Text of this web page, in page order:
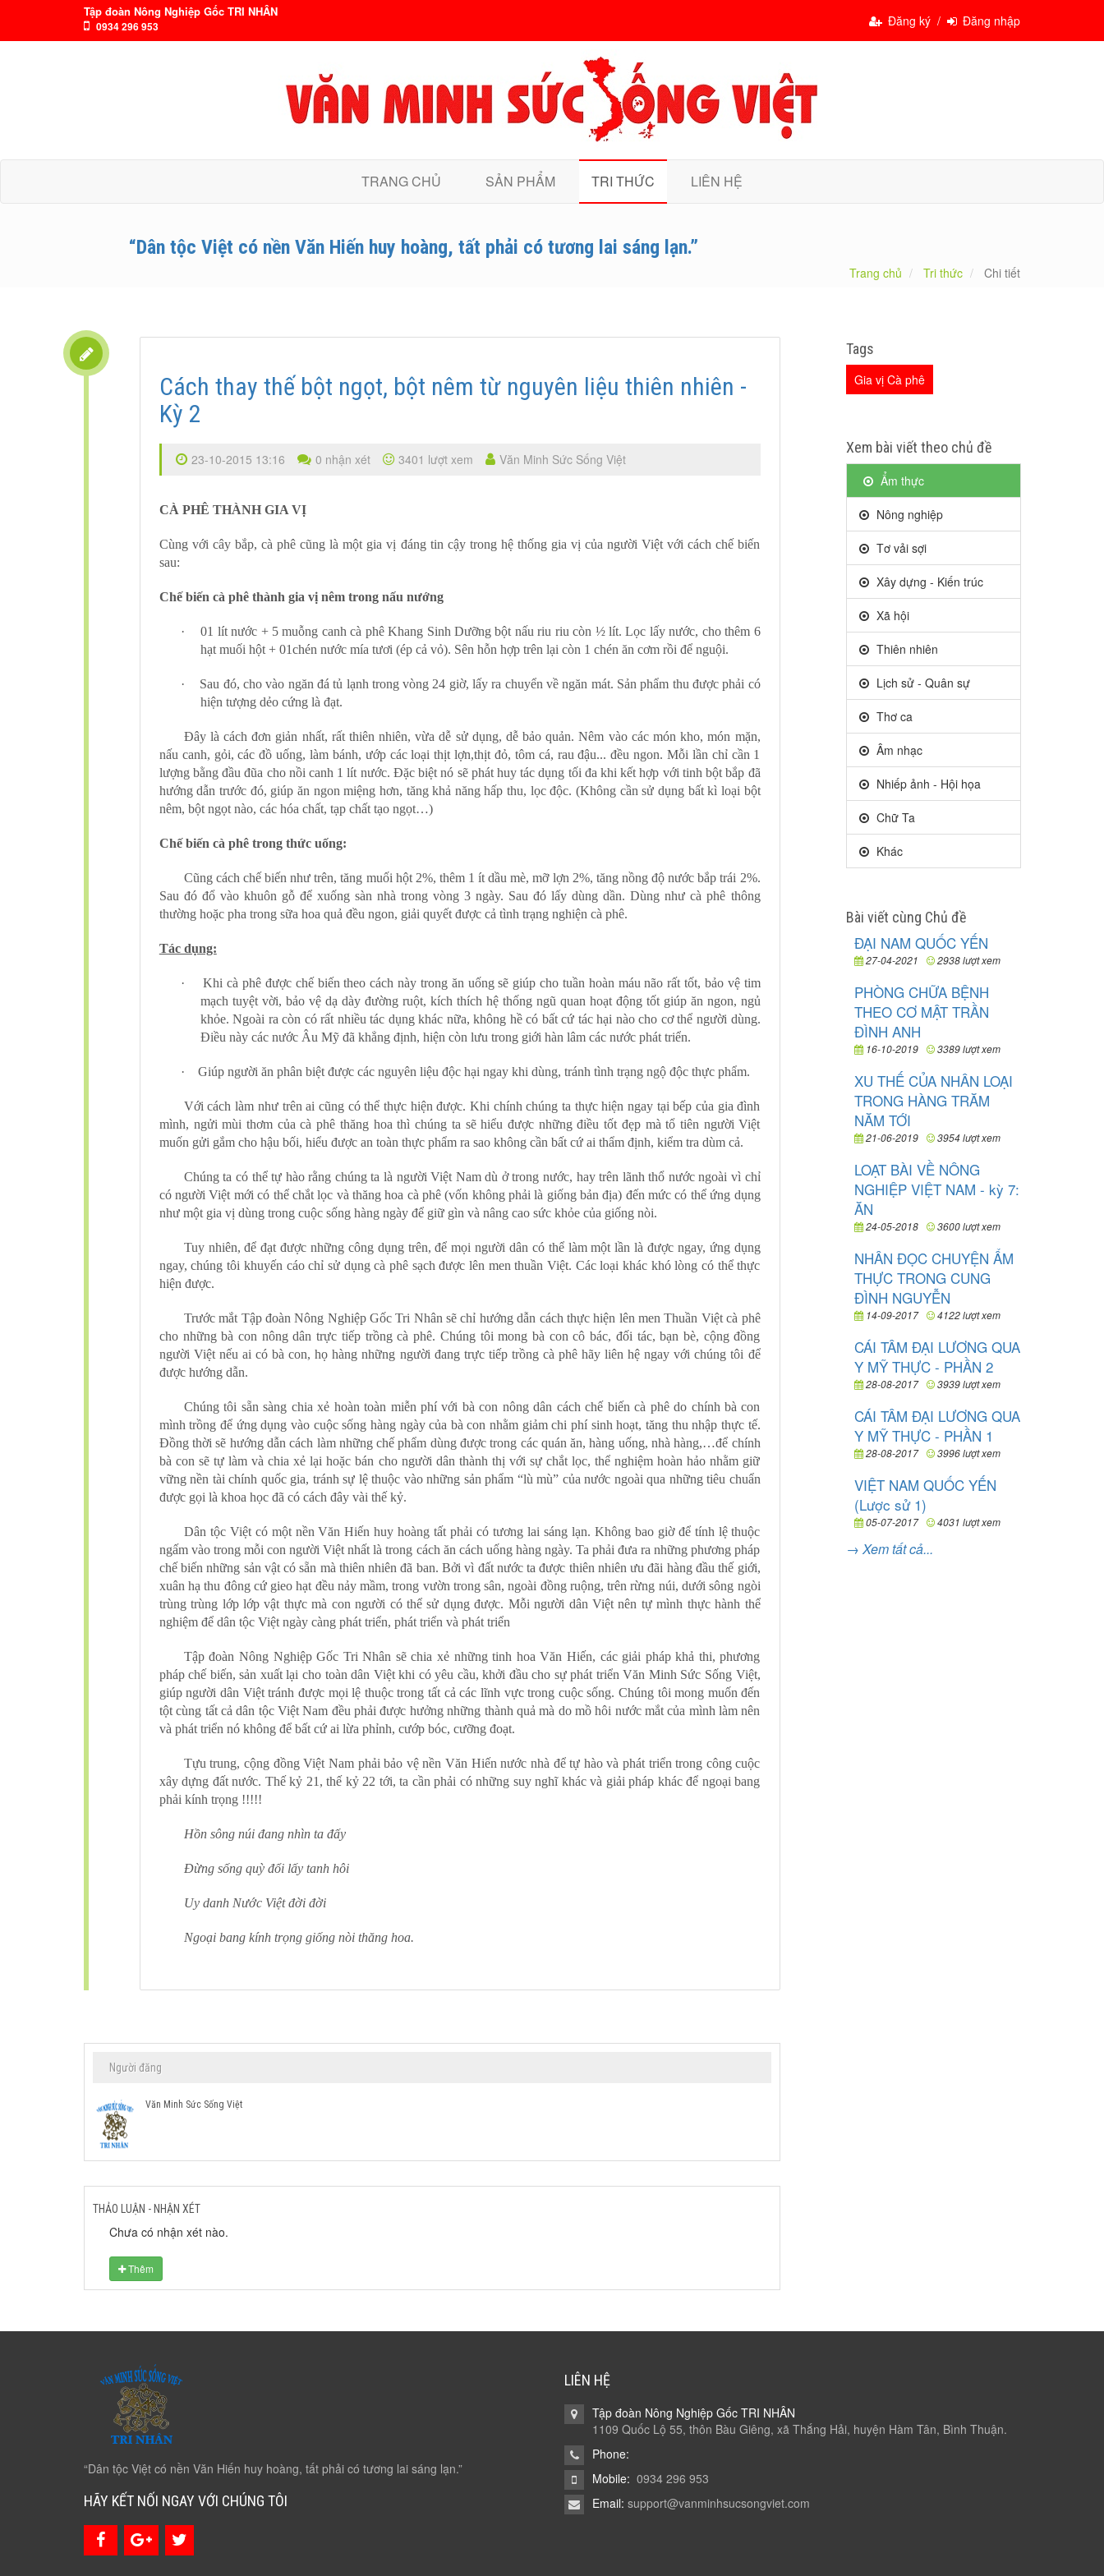
Tập đoàn Nông Nghiệp Gốc TRI NHÂN
0934 296 953 Đăng ký / Đăng nhập
TRANG CHỦ SẢN PHẨM TRI THỨC LIÊN HỆ
“Dân tộc Việt có nền Văn Hiến huy hoàng, tất phải có tương lai sáng lạn.”
Trang chủ Tri thức Chi tiết
Cách thay thế bột ngọt, bột nêm từ nguyên liệu thiên nhiên -
Kỳ 2
23-10-2015 13:16 0 nhận xét 3401 lượt xem Văn Minh Sức Sống Việt
CÀ PHÊ THÀNH GIA VỊ
Cùng với cây bắp, cà phê cũng là một gia vị đáng tin cậy trong hệ thống gia vị của người Việt với cách chế biến
sau:
Chế biến cà phê thành gia vị nêm trong nấu nướng
·
01 lít nước + 5 muỗng canh cà phê Khang Sinh Dưỡng bột nấu riu riu còn ½ lít. Lọc lấy nước, cho thêm 6
hạt muối hột + 01chén nước mía tươi (ép cả vỏ). Sên hỗn hợp trên lại còn 1 chén ăn cơm rồi để nguội.
·
Sau đó, cho vào ngăn đá tủ lạnh trong vòng 24 giờ, lấy ra chuyển về ngăn mát. Sản phẩm thu được phải có
hiện tượng dẻo cứng là đạt.
Đây là cách đơn giản nhất, rất thiên nhiên, vừa dễ sử dụng, dễ bảo quản. Nêm vào các món kho, món mặn,
nấu canh, gỏi, các đồ uống, làm bánh, ướp các loại thịt lợn,thịt đỏ, tôm cá, rau đậu... đều ngon. Mỗi lần chỉ cần 1
lượng bằng đầu đũa cho nồi canh 1 lít nước. Đặc biệt nó sẽ phát huy tác dụng tối đa khi kết hợp với tinh bột bắp đã
hướng dẫn trước đó, giúp ăn ngon miệng hơn, tăng khả năng hấp thu, lọc độc. (Không cần sử dụng bất kì loại bột
nêm, bột ngọt nào, các hóa chất, tạp chất tạo ngọt…)
Chế biến cà phê trong thức uống:
Cũng cách chế biến như trên, tăng muối hột 2%, thêm 1 ít dầu mè, mỡ lợn 2%, tăng nồng độ nước bắp trái 2%.
Sau đó đổ vào khuôn gỗ để xuống sàn nhà trong vòng 3 ngày. Sau đó lấy dùng dần. Dùng như cà phê thông
thường hoặc pha trong sữa hoa quả đều ngon, giải quyết được cả tình trạng nghiện cà phê.
Tác dụng:
·
Khi cà phê được chế biến theo cách này trong ăn uống sẽ giúp cho tuần hoàn máu não rất tốt, bảo vệ tim
mạch tuyệt vời, bảo vệ dạ dày đường ruột, kích thích hệ thống ngũ quan hoạt động tốt giúp ăn ngon, ngủ
khỏe. Ngoài ra còn có rất nhiều tác dụng khác nữa, không hề có bất cứ tác hại nào cho cơ thể người dùng.
Điều này các nước Âu Mỹ đã khẳng định, hiện còn lưu trong giới hàn lâm các nước phát triển.
· Giúp người ăn phân biệt được các nguyên liệu độc hại ngay khi dùng, tránh tình trạng ngộ độc thực phẩm.
Với cách làm như trên ai cũng có thể thực hiện được. Khi chính chúng ta thực hiện ngay tại bếp của gia đình
mình, ngửi mùi thơm của cà phê thăng hoa thì chúng ta sẽ hiểu được những điều tốt đẹp mà tổ tiên người Việt
muốn gửi gắm cho hậu bối, hiểu được an toàn thực phẩm ra sao không cần bất cứ ai thẩm định, kiểm tra dùm cả.
Chúng ta có thể tự hào rằng chúng ta là người Việt Nam dù ở trong nước, hay trên lãnh thổ nước ngoài vì chỉ
có người Việt mới có thể chắt lọc và thăng hoa cà phê (vốn không phải là giống bản địa) đến mức có thể ứng dụng
như một gia vị dùng trong cuộc sống hàng ngày để giữ gìn và nâng cao sức khỏe của giống nòi.
Tuy nhiên, để đạt được những công dụng trên, để mọi người dân có thể làm một lần là được ngay, ứng dụng
ngay, chúng tôi khuyến cáo chỉ sử dụng cà phê sạch được lên men thuần Việt. Các loại khác khó lòng có thể thực
hiện được.
Trước mắt Tập đoàn Nông Nghiệp Gốc Tri Nhân sẽ chỉ hướng dẫn cách thực hiện lên men Thuần Việt cà phê
cho những bà con nông dân trực tiếp trồng cà phê. Chúng tôi mong bà con cô bác, đối tác, bạn bè, cộng đồng
người Việt nếu ai có bà con, họ hàng những người đang trực tiếp trồng cà phê hãy liên hệ ngay với chúng tôi để
được hướng dẫn.
Chúng tôi sẵn sàng chia xẻ hoàn toàn miễn phí với bà con nông dân cách chế biến cà phê do chính bà con
mình trồng để ứng dụng vào cuộc sống hàng ngày của bà con nhằm giảm chi phí sinh hoạt, tăng thu nhập thực tế.
Đồng thời sẽ hướng dẫn cách làm những chế phẩm dùng được trong các quán ăn, hàng uống, nhà hàng,…để chính
bà con sẽ tự làm và chia xẻ lại hoặc bán cho người dân thành thị với sự chắt lọc, thể nghiệm hoàn hảo nhằm giữ
vững nền tài chính quốc gia, tránh sự lệ thuộc vào những sản phẩm “lù mù” của nước ngoài qua những tiêu chuẩn
được gọi là khoa học đã có cách đây vài thế kỷ.
Dân tộc Việt có một nền Văn Hiến huy hoàng tất phải có tương lai sáng lạn. Không bao giờ để tính lệ thuộc
ngấm vào trong mỗi con người Việt nhất là trong cách ăn cách uống hàng ngày. Ta phải đưa ra những phương pháp
chế biến những sản vật có sẵn mà thiên nhiên đã ban. Bởi vì đất nước ta được thiên nhiên ưu đãi hàng đầu thế giới,
xuân hạ thu đông cứ gieo hạt đều nảy mầm, trong vườn trong sân, ngoài đồng ruộng, trên rừng núi, dưới sông ngòi
trùng trùng lớp lớp vật thực mà con người có thể sử dụng được. Mỗi người dân Việt nên tự mình thực hành thể
nghiệm để dân tộc Việt ngày càng phát triển, phát triển và phát triển
Tập đoàn Nông Nghiệp Gốc Tri Nhân sẽ chia xẻ những tinh hoa Văn Hiến, các giải pháp khả thi, phương
pháp chế biến, sản xuất lại cho toàn dân Việt khi có yêu cầu, khởi đầu cho sự phát triển Văn Minh Sức Sống Việt,
giúp người dân Việt tránh được mọi lệ thuộc trong tất cả các lĩnh vực trong cuộc sống. Chúng tôi mong muốn đến
tột cùng tất cả dân tộc Việt Nam đều phải được hưởng những thành quả mà do mồ hôi nước mắt của mình làm nên
và phát triển nó không để bất cứ ai lừa phỉnh, cướp bóc, cưỡng đoạt.
Tựu trung, cộng đồng Việt Nam phải bảo vệ nền Văn Hiến nước nhà để tự hào và phát triển trong công cuộc
xây dựng đất nước. Thế kỷ 21, thế kỷ 22 tới, ta cần phải có những suy nghĩ khác và giải pháp khác để ngoại bang
phải kính trọng !!!!!
Hồn sông núi đang nhìn ta đấy
Đừng sống quỳ đổi lấy tanh hôi
Uy danh Nước Việt đời đời
Ngoại bang kính trọng giống nòi thăng hoa.
Người đăng
Văn Minh Sức Sống Việt
THẢO LUẬN - NHẬN XÉT
Chưa có nhận xét nào.
Thêm
Tags
Gia vị Cà phê
Xem bài viết theo chủ đề
Ẩm thực
Nông nghiệp
Tơ vải sợi
Xây dựng - Kiến trúc
Xã hội
Thiên nhiên
Lịch sử - Quân sự
Thơ ca
Âm nhạc
Nhiếp ảnh - Hội họa
Chữ Ta
Khác
Bài viết cùng Chủ đề
ĐẠI NAM QUỐC YẾN
27-04-2021 2938 lượt xem
PHÒNG CHỮA BỆNH
THEO CƠ MẬT TRẦN
ĐÌNH ANH
16-10-2019 3389 lượt xem
XU THẾ CỦA NHÂN LOẠI
TRONG HÀNG TRĂM
NĂM TỚI
21-06-2019 3954 lượt xem
LOẠT BÀI VỀ NÔNG
NGHIỆP VIỆT NAM - kỳ 7:
ĂN
24-05-2018 3600 lượt xem
NHÂN ĐỌC CHUYỆN ẨM
THỰC TRONG CUNG
ĐÌNH NGUYỄN
14-09-2017 4122 lượt xem
CÁI TÂM ĐẠI LƯƠNG QUA
Y MỸ THỰC - PHẦN 2
28-08-2017 3939 lượt xem
CÁI TÂM ĐẠI LƯƠNG QUA
Y MỸ THỰC - PHẦN 1
28-08-2017 3996 lượt xem
VIỆT NAM QUỐC YẾN
(Lược sử 1)
05-07-2017 4031 lượt xem
→ Xem tất cả...
“Dân tộc Việt có nền Văn Hiến huy hoàng, tất phải có tương lai sáng lạn.”
HÃY KẾT NỐI NGAY VỚI CHÚNG TÔI
LIÊN HỆ
Tập đoàn Nông Nghiệp Gốc TRI NHÂN
1109 Quốc Lộ 55, thôn Bàu Giêng, xã Thắng Hải, huyện Hàm Tân, Bình Thuận.
Phone:
Mobile: 0934 296 953
Email: support@vanminhsucsongviet.com